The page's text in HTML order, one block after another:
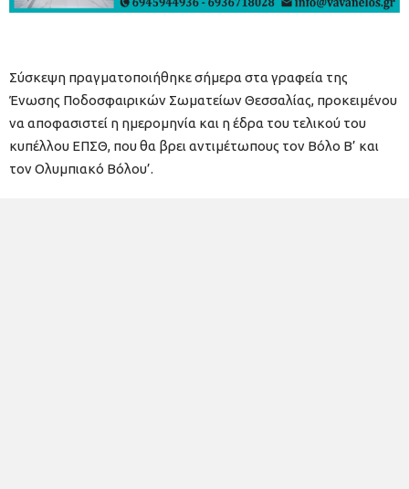
Σύσκεψη πραγματοποιήθηκε σήμερα στα γραφεία της
Ένωσης Ποδοσφαιρικών Σωματείων Θεσσαλίας, προκειμένου
να αποφασιστεί η ημερομηνία και η έδρα του τελικού του
κυπέλλου ΕΠΣΘ, που θα βρει αντιμέτωπους τον Βόλο Β’ και
τον Ολυμπιακό Βόλου’.